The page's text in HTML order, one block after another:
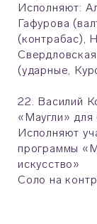
Исполняют:
Гафурова
(контрабас),
(ударные,
22. Василий
«Маугли»
Исполняют
программы
искусство»
Соло на